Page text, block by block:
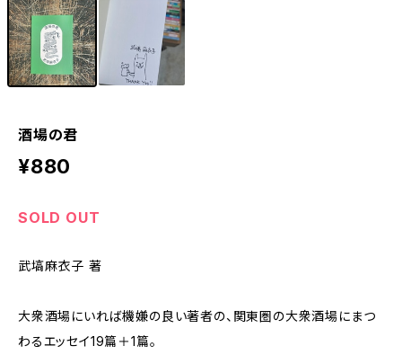
酒場の君
¥880
SOLD OUT
武塙麻衣子 著
大衆酒場にいれば機嫌の良い著者の、関東圏の大衆酒場にまつ
わるエッセイ19篇＋1篇。